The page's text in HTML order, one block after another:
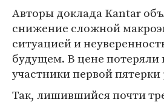
Авторы доклада Kantar
снижение сложной
ситуацией и
будущем. В цене потеряли
участники первой пятерки
Так, лишившийся почти